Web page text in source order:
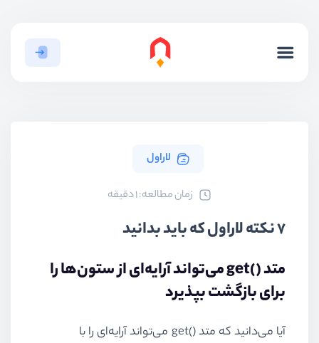
لاراول
ﺯﻣﺎﻥ ﻣﻄﺎﻟﻌﻪ: 1 دقیقه
7 نکته لاراول که باید بدانید
متدget()می‌تواند آرایه‌ای از ستون‌ها را
برای بازگشت بپذیرد
آیا می‌دانید که متدget() می‌تواند آرایه‌ای را با